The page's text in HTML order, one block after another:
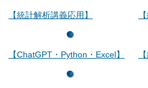
【統計解析講義応用】
【ChatGPT・Python・Excel】